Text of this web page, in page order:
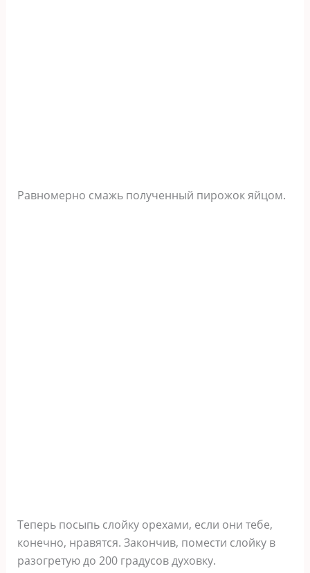
Равномерно смажь полученный пирожок яйцом.
Теперь посыпь слойку орехами, если они тебе,
конечно, нравятся. Закончив, помести слойку в
разогретую до 200 градусов духовку.